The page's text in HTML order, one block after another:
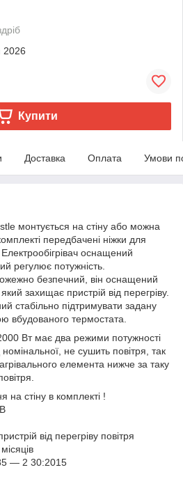
2026
Купити
Доставка Оплата Умови
монтується на стіну або можна
передбачені ніжки для
оснащений
регулює потужність.
безпечний, він оснащений
захищає пристрій від перегріву.
стабільно підтримувати задану
вбудованого термостата.
Вт має два режими потужності
номінальної, не сушить повітря, так
елемента нижче за таку
на стіну в комплекті !
від перегріву повітря
— 2 30:2015